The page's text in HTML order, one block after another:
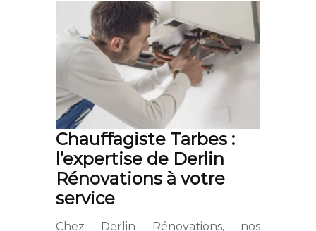
Chauffagiste Tarbes :
l’expertise de Derlin
Rénovations à votre
service
Chez Derlin Rénovations, nos